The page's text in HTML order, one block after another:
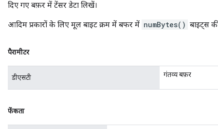
दिए गए बफ़र में टेंसर डेटा लिखें।
आदिम प्रकारों के लिए मूल बाइट क्रम में बफर में numBytes() बाइट्स
पैरामीटर
डीएसटी गंतव्य बफ़र
फेंकता